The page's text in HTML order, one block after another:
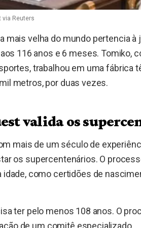
via Reuters
mais velha do mundo pertencia à
116 anos e 6 meses. Tomiko,
trabalhou em uma fábrica
metros, por duas vezes.
valida os
mais de um século de
os supercentenários. O
como certidões de
ter pelo menos 108 anos. O